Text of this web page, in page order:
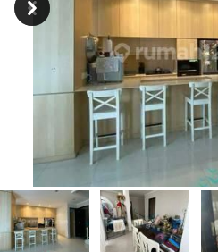
Previous
Next